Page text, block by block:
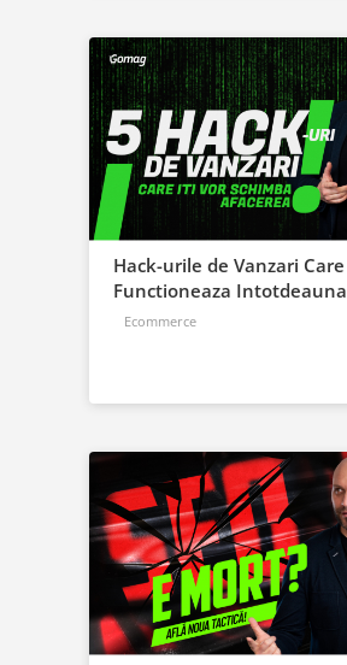
Hack-urile de Vanzari Care
Functioneaza Intotdeauna -
Descopera-le Acum!
Ecommerce